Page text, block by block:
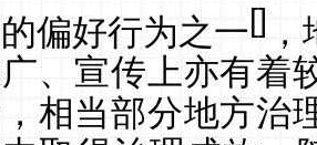
偏好行为之一[]，
、宣传上亦有着
相当部分地方治